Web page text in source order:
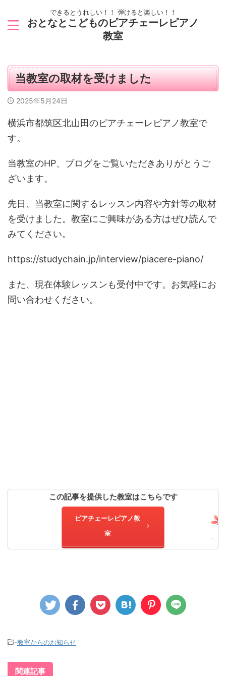
できるとうれしい！！ 弾けると楽しい！！
おとなとこどものピアチェーレピアノ
教室
当教室の取材を受けました
2025年5月24日
横浜市都筑区北山田のピアチェーレピアノ教室で
す。
当教室のHP、ブログをご覧いただきありがとうご
ざいます。
先日、当教室に関するレッスン内容や方針等の取材
を受けました。教室にご興味がある方はぜひ読んで
みてください。
https://studychain.jp/interview/piacere-piano/
また、現在体験レッスンも受付中です。お気軽にお
問い合わせください。
この記事を提供した教室はこちらです
ピアチェーレピアノ教
室
-教室からのお知らせ
関連記事